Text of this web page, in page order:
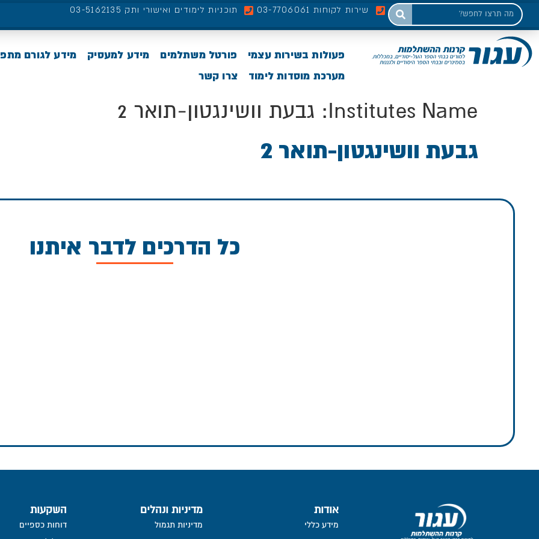
שירות לקוחות 03-7706061 תוכניות לימודים ואישורי ותק 03-5162135
פעולות בשירות עצמי פורטל משתלמים מידע למעסיק
מידע לגורם
מערכת מוסדות לימוד
צרו קשר
Institutes Name: גבעת וושינגטון-תואר 2
גבעת וושינגטון-תואר 2
כל הדרכים לדבר איתנו
אודות
מידע כללי
מדיניות ונהלים
מדיניות תגמול
השקעות
דוחות כספיים